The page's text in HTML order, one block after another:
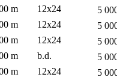
m 12x24
5
m 12x24
5
m 12x24
5
m b.d.
5
m 12x24 5